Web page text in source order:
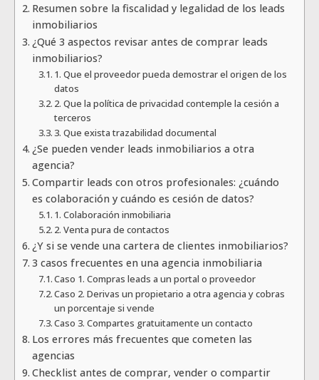
Resumen sobre la fiscalidad y legalidad de los leads
inmobiliarios
¿Qué 3 aspectos revisar antes de comprar leads
inmobiliarios?
1. Que el proveedor pueda demostrar el origen de los
datos
2. Que la política de privacidad contemple la cesión a
terceros
3. Que exista trazabilidad documental
¿Se pueden vender leads inmobiliarios a otra
agencia?
Compartir leads con otros profesionales: ¿cuándo
es colaboración y cuándo es cesión de datos?
1. Colaboración inmobiliaria
2. Venta pura de contactos
¿Y si se vende una cartera de clientes inmobiliarios?
3 casos frecuentes en una agencia inmobiliaria
Caso 1. Compras leads a un portal o proveedor
Caso 2. Derivas un propietario a otra agencia y cobras
un porcentaje si vende
Caso 3. Compartes gratuitamente un contacto
Los errores más frecuentes que cometen las
agencias
Checklist antes de comprar, vender o compartir